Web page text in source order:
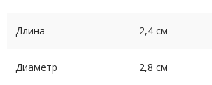
Длина 2,4 см
Диаметр 2,8 см